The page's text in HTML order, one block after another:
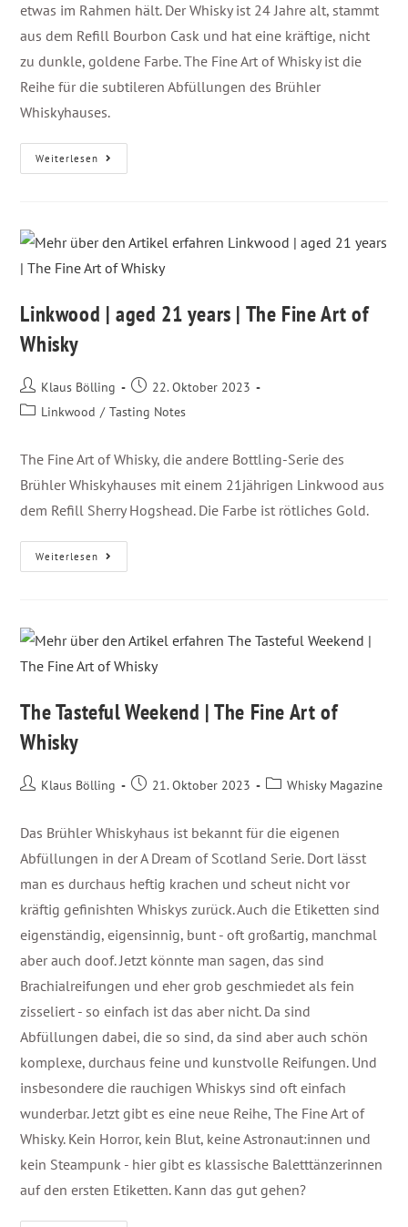
etwas im Rahmen hält. Der Whisky ist 24 Jahre alt, stammt
aus dem Refill Bourbon Cask und hat eine kräftige, nicht
zu dunkle, goldene Farbe. The Fine Art of Whisky ist die
Reihe für die subtileren Abfüllungen des Brühler
Whiskyhauses.
Weiterlesen
Linkwood | aged 21 years | The Fine Art of
Whisky
Klaus Bölling
22. Oktober 2023
Linkwood / Tasting Notes
The Fine Art of Whisky, die andere Bottling-Serie des
Brühler Whiskyhauses mit einem 21jährigen Linkwood aus
dem Refill Sherry Hogshead. Die Farbe ist rötliches Gold.
Weiterlesen
The Tasteful Weekend | The Fine Art of
Whisky
Klaus Bölling 21. Oktober 2023 Whisky Magazine
Das Brühler Whiskyhaus ist bekannt für die eigenen
Abfüllungen in der A Dream of Scotland Serie. Dort lässt
man es durchaus heftig krachen und scheut nicht vor
kräftig gefinishten Whiskys zurück. Auch die Etiketten sind
eigenständig, eigensinnig, bunt - oft großartig, manchmal
aber auch doof. Jetzt könnte man sagen, das sind
Brachialreifungen und eher grob geschmiedet als fein
zisseliert - so einfach ist das aber nicht. Da sind
Abfüllungen dabei, die so sind, da sind aber auch schön
komplexe, durchaus feine und kunstvolle Reifungen. Und
insbesondere die rauchigen Whiskys sind oft einfach
wunderbar. Jetzt gibt es eine neue Reihe, The Fine Art of
Whisky. Kein Horror, kein Blut, keine Astronaut:innen und
kein Steampunk - hier gibt es klassische Baletttänzerinnen
auf den ersten Etiketten. Kann das gut gehen?